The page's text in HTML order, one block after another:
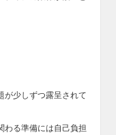
が少しずつ露呈されて
わる準備には自己負担